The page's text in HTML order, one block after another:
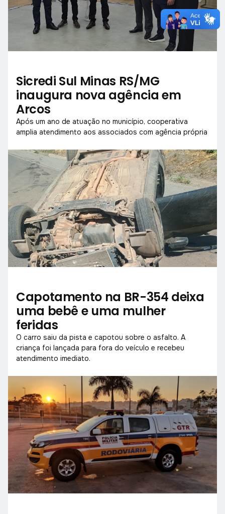
Sicredi Sul Minas RS/MG
inaugura nova agência em
Arcos
Após um ano de atuação no município, cooperativa
amplia atendimento aos associados com agência própria
Capotamento na BR-354 deixa
uma bebê e uma mulher
feridas
O carro saiu da pista e capotou sobre o asfalto. A
criança foi lançada para fora do veículo e recebeu
atendimento imediato.